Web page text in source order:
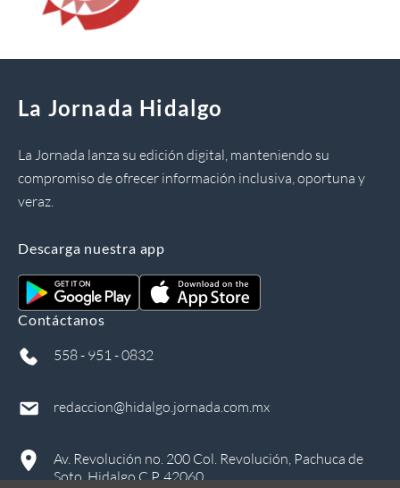
La Jornada Hidalgo
La Jornada lanza su edición digital, manteniendo su
compromiso de ofrecer información inclusiva, oportuna y
veraz.
Descarga nuestra app
Contáctanos
558 - 951 - 0832
redaccion@hidalgo.jornada.com.mx
Av. Revolución no. 200 Col. Revolución, Pachuca de
Soto, Hidalgo C.P. 42060